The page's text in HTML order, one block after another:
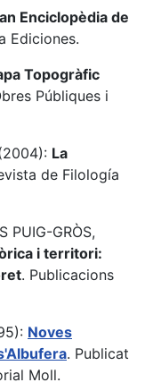
Enciclopèdia de
Ediciones.
Topogràfic
Públiques i
La
de Filología
PUIG-GRÒS,
i territori:
. Publicacions
Noves
. Publicat
Moll.